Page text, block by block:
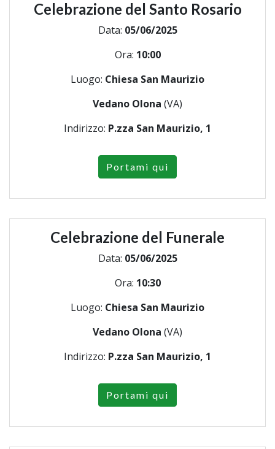
Celebrazione del Santo Rosario
Data: 05/06/2025
Ora: 10:00
Luogo: Chiesa San Maurizio
Vedano Olona (VA)
Indirizzo: P.zza San Maurizio, 1
Portami qui
Celebrazione del Funerale
Data: 05/06/2025
Ora: 10:30
Luogo: Chiesa San Maurizio
Vedano Olona (VA)
Indirizzo: P.zza San Maurizio, 1
Portami qui